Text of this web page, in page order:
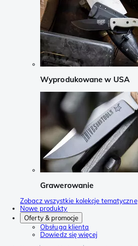
Wyprodukowane w USA
Grawerowanie
Zobacz wszystkie kolekcje tematyczne
Nowe produkty
Oferty & promocje
Obsługa klienta
Dowiedz się więcej